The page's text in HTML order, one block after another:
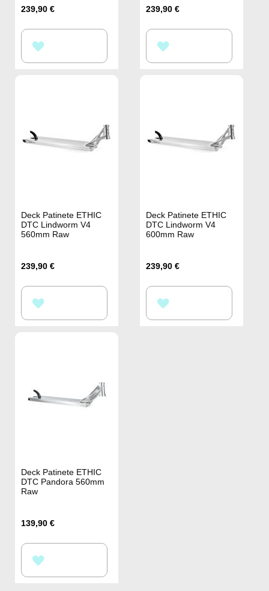
239,90 €
A
DESEOS
239,90 €
A
DESEOS
Deck Patinete ETHIC
DTC Lindworm V4
560mm Raw
239,90 €
A
DESEOS
Deck Patinete ETHIC
DTC Lindworm V4
600mm Raw
239,90 €
A
Deck Patinete ETHIC
DTC Pandora 560mm
Raw
139,90 €
A